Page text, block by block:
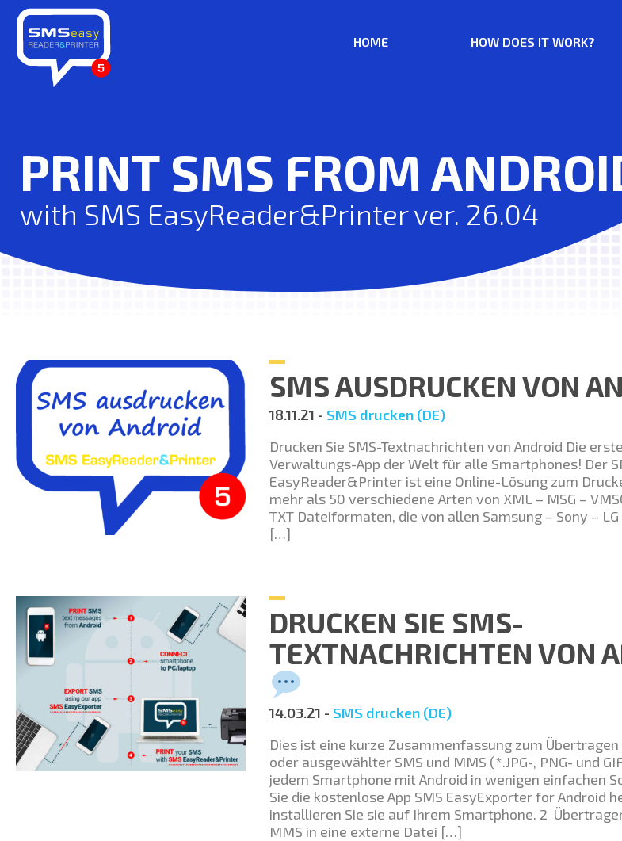
HOME HOW DOES IT WORK?
PRINT SMS FROM
with SMS EasyReader&Printer ver. 26.04
SMS AUSDRUCKEN VON
18.11.21 - SMS drucken (DE)
Drucken Sie SMS-Textnachrichten von Android Die
Verwaltungs-App der Welt für alle Smartphones! Der
EasyReader&Printer ist eine Online-Lösung zum
mehr als 50 verschiedene Arten von XML – MSG –
TXT Dateiformaten, die von allen Samsung – Sony –
[…]
DRUCKEN SIE SMS-
TEXTNACHRICHTEN VON
14.03.21 - SMS drucken (DE)
Dies ist eine kurze Zusammenfassung zum
oder ausgewählter SMS und MMS (*.JPG-, PNG- und
jedem Smartphone mit Android in wenigen einfachen
Sie die kostenlose App SMS EasyExporter for Android
installieren Sie sie auf Ihrem Smartphone. 2
MMS in eine externe Datei […]